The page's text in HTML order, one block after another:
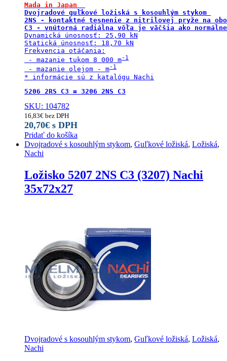
Mada in Japan
Dvojradové guľkové ložiská s kosouhlým stykom
2NS - kontaktné tesnenie z nitrilovej pryže na
C3 - vnútorná radiálna vôľa je väčšia ako
Dynamická únosnosť: 25,90 kN
Statická únosnosť: 18,70 kN
Frekvencia otáčania:
- mazanie tukom 8 000 m
- mazanie olejom - m
* informácie sú z katalógu Nachi
5206 2RS C3 = 3206 2NS C3
SKU: 104782
16,83€ bez DPH
20,70€ s DPH
Pridať do košíka
Dvojradové s kosouhlým stykom, Guľkové ložiská, Ložiská,
Nachi
Ložisko 5207 2NS C3 (3207) Nachi
35x72x27
Dvojradové s kosouhlým stykom, Guľkové ložiská, Ložiská,
Nachi